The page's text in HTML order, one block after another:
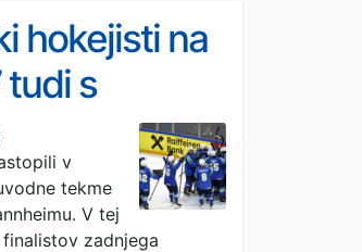
hokejisti na
tudi s
v
tekme
V tej
zadnjega